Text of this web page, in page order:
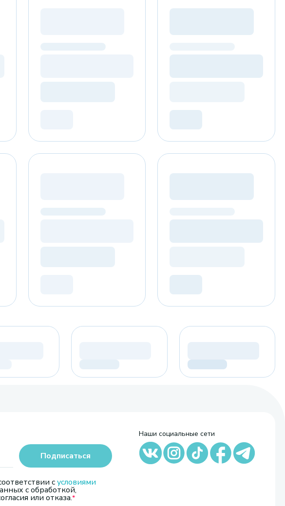
сусловиями
с обработкой,
или отказа.
Подписаться
Наши социальные сети